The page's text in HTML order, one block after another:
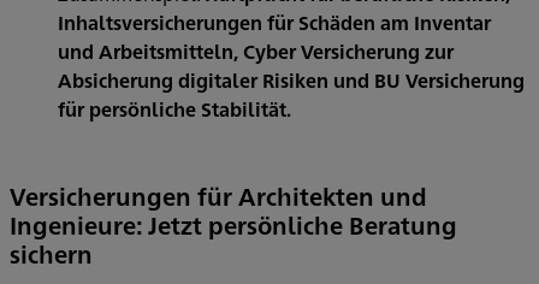
Inhaltsversicherungen für Schäden am Inventar
und Arbeitsmitteln, Cyber Versicherung zur
Absicherung digitaler Risiken und BU Versicherung
für persönliche Stabilität.
Versicherungen für Architekten und
Ingenieure: Jetzt persönliche Beratung
sichern